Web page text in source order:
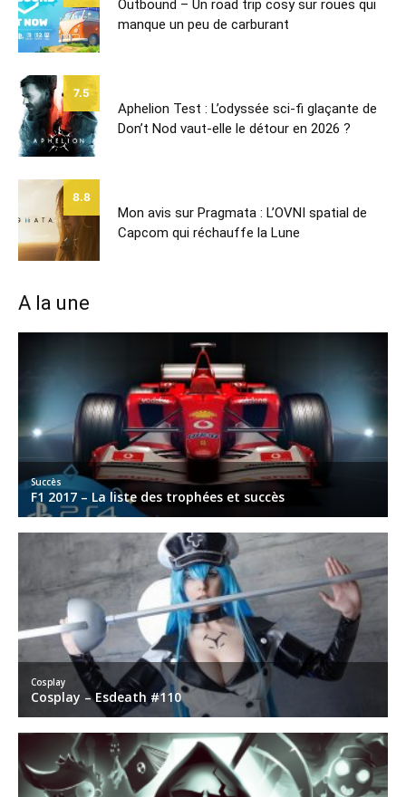
Outbound – Un road trip cosy sur roues qui
manque un peu de carburant
7.5
Aphelion Test : L’odyssée sci-fi glaçante de
Don’t Nod vaut-elle le détour en 2026 ?
8.8
Mon avis sur Pragmata : L’OVNI spatial de
Capcom qui réchauffe la Lune
A la une